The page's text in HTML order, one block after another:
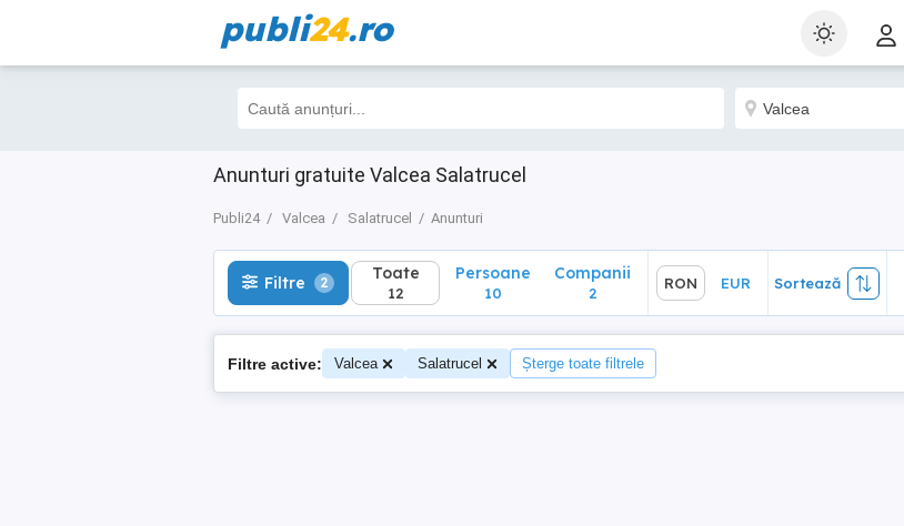
publi24.ro
Anunturi gratuite Valcea Salatrucel
Publi24 Valcea Salatrucel Anunturi
Filtre 2 Toate
12
Sortează
Filtre 2 Toate
12
Persoane
10
Companii
2
RON EUR Sortează
Filtre active: Valcea Salatrucel Șterge toate filtrele